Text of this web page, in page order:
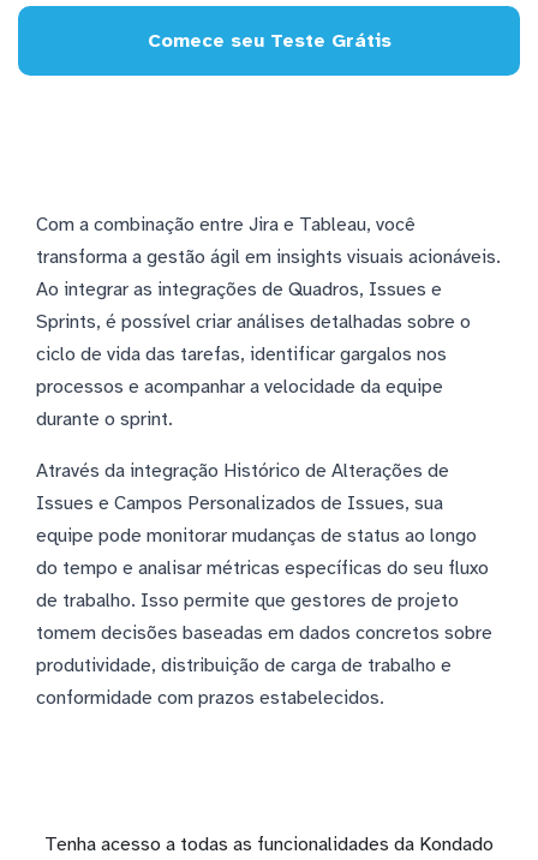
Comece seu Teste Grátis
Com a combinação entre Jira e Tableau, você
transforma a gestão ágil em insights visuais acionáveis.
Ao integrar as integrações de Quadros, Issues e
Sprints, é possível criar análises detalhadas sobre o
ciclo de vida das tarefas, identificar gargalos nos
processos e acompanhar a velocidade da equipe
durante o sprint.
Através da integração Histórico de Alterações de
Issues e Campos Personalizados de Issues, sua
equipe pode monitorar mudanças de status ao longo
do tempo e analisar métricas específicas do seu fluxo
de trabalho. Isso permite que gestores de projeto
tomem decisões baseadas em dados concretos sobre
produtividade, distribuição de carga de trabalho e
conformidade com prazos estabelecidos.
Tenha acesso a todas as funcionalidades da Kondado